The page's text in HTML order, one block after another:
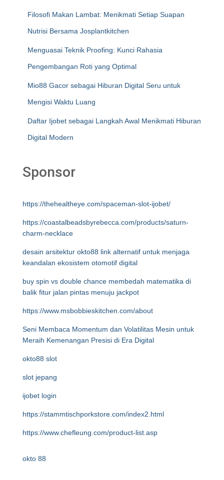
Filosofi Makan Lambat: Menikmati Setiap Suapan
Nutrisi Bersama Josplantkitchen
Menguasai Teknik Proofing: Kunci Rahasia
Pengembangan Roti yang Optimal
Mio88 Gacor sebagai Hiburan Digital Seru untuk
Mengisi Waktu Luang
Daftar Ijobet sebagai Langkah Awal Menikmati Hiburan
Digital Modern
Sponsor
https://thehealtheye.com/spaceman-slot-ijobet/
https://coastalbeadsbyrebecca.com/products/saturn-
charm-necklace
desain arsitektur okto88 link alternatif untuk menjaga
keandalan ekosistem otomotif digital
buy spin vs double chance membedah matematika di
balik fitur jalan pintas menuju jackpot
https://www.msbobbieskitchen.com/about
Seni Membaca Momentum dan Volatilitas Mesin untuk
Meraih Kemenangan Presisi di Era Digital
okto88 slot
slot jepang
ijobet login
https://stammtischporkstore.com/index2.html
https://www.chefleung.com/product-list.asp
okto 88